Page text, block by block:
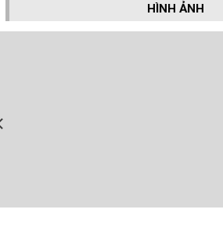
HÌNH ẢNH